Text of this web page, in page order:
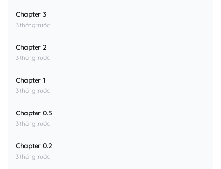
Chapter 3
3 tháng trước
Chapter 2
3 tháng trước
Chapter 1
3 tháng trước
Chapter 0.5
3 tháng trước
Chapter 0.2
3 tháng trước